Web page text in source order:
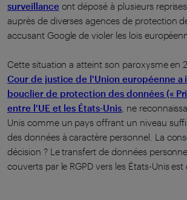
surveillance ont déposé à plusieurs
auprès de diverses agences de protection
accusant Google de violer les lois
Cette situation a atteint son paroxysme en
Cour de justice de l'Union européenne a
bouclier de protection des données («
entre l'UE et les États-Unis, ne
Unis comme un pays offrant un niveau
des données à caractère personnel. La
décision ? Le transfert de données
couverts par le RGPD vers les États-Unis